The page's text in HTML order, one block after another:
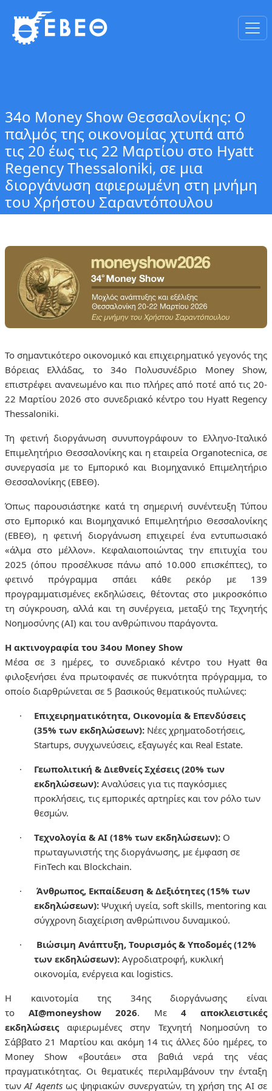
34ο Money Show Θεσσαλονίκης: Ο
παλμός της οικονομίας χτυπά από
τις 20 έως τις 22 Μαρτίου στο Hyatt
Regency Thessaloniki, σε μια
διοργάνωση αφιερωμένη στη μνήμη
του Χρήστου Σαραντόπουλου
Το σημαντικότερο οικονομικό και επιχειρηματικό γεγονός της
Βόρειας Ελλάδας, το
34ο Πολυσυνέδριο Money Show,
επιστρέφει ανανεωμένο και πιο πλήρες από ποτέ από τις 20-
22 Μαρτίου 2026 στο συνεδριακό κέντρο του Hyatt Regency
Thessaloniki.
Τη φετινή διοργάνωση συνυπογράφουν το Ελληνο-Ιταλικό
Επιμελητήριο Θεσσαλονίκης και η εταιρεία Organotecnica, σε
συνεργασία με το Εμπορικό και Βιομηχανικό Επιμελητήριο
Θεσσαλονίκης (ΕΒΕΘ).
Όπως παρουσιάστηκε κατά τη σημερινή συνέντευξη Τύπου
στο Εμπορικό και Βιομηχανικό Επιμελητήριο Θεσσαλονίκης
(ΕΒΕΘ), η φετινή διοργάνωση επιχειρεί ένα εντυπωσιακό
«άλμα στο μέλλον». Κεφαλαιοποιώντας την επιτυχία του
2025 (όπου προσέλκυσε πάνω από 10.000 επισκέπτες), το
φετινό πρόγραμμα σπάει κάθε ρεκόρ με
139
προγραμματισμένες εκδηλώσεις, θέτοντας στο μικροσκόπιο
τη σύγκρουση, αλλά και τη συνέργεια, μεταξύ της Τεχνητής
Νοημοσύνης (AI) και του ανθρώπινου παράγοντα.
Η ακτινογραφία του 34ου Money Show
Μέσα σε 3 ημέρες, το συνεδριακό κέντρο του Hyatt θα
φιλοξενήσει ένα πρωτοφανές σε πυκνότητα πρόγραμμα, το
οποίο διαρθρώνεται σε 5 βασικούς θεματικούς πυλώνες:
· Επιχειρηματικότητα, Οικονομία & Επενδύσεις
(35% των εκδηλώσεων): Νέες χρηματοδοτήσεις,
Startups, συγχωνεύσεις, εξαγωγές και Real Estate.
· Γεωπολιτική & Διεθνείς Σχέσεις (20% των
εκδηλώσεων): Αναλύσεις για τις παγκόσμιες
προκλήσεις, τις εμπορικές αρτηρίες και τον ρόλο των
θεσμών.
· Τεχνολογία & AI (18% των εκδηλώσεων): Ο
πρωταγωνιστής της διοργάνωσης, με έμφαση σε
FinTech και Blockchain.
· Άνθρωπος, Εκπαίδευση & Δεξιότητες (15% των
εκδηλώσεων): Ψυχική υγεία, soft skills, mentoring και
σύγχρονη διαχείριση ανθρώπινου δυναμικού.
· Βιώσιμη Ανάπτυξη, Τουρισμός & Υποδομές (12%
των εκδηλώσεων): Αγροδιατροφή, κυκλική
οικονομία, ενέργεια και logistics.
Η καινοτομία της 34ης διοργάνωσης είναι
το
AI@moneyshow 2026. Με
4 αποκλειστικές
εκδηλώσειςαφιερωμένες στην Τεχνητή Νοημοσύνη το
Σάββατο 21 Μαρτίου και ακόμη 14 τις άλλες δύο ημέρες, το
Money
Show «βουτάει» στα βαθιά νερά της νέας
πραγματικότητας. Οι θεματικές περιλαμβάνουν την ένταξη
των AI Agents ως ψηφιακών συνεργατών, τη χρήση της ΑΙ σε